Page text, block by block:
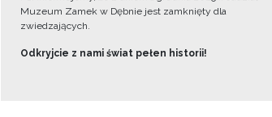
Muzeum Zamek w Dębnie jest zamknięty dla
zwiedzających.
Odkryjcie z nami świat pełen historii!